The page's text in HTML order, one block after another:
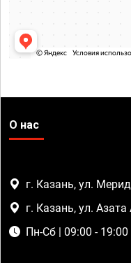
О нас
г. Казань, ул.
г. Казань, ул.
Пн-Сб | 09:00 - 19:00